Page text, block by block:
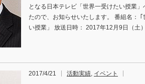
となる日本テレビ「世界一受けたい授業」
たので、お知らせいたします。 番組名： ｢
い授業」 放送日時： 2017年12月9日（土
2017/4/21 活動実績, イベント